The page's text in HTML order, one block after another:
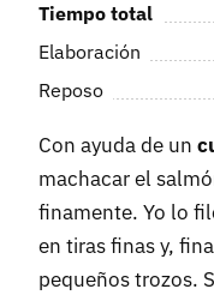
Tiempo total
Elaboración
Reposo
Con ayuda de un
machacar el
finamente. Yo lo
en tiras finas y,
pequeños trozos.